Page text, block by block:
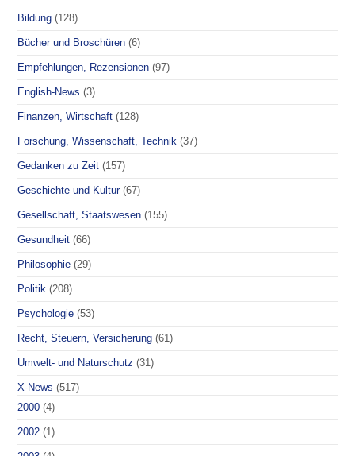
Bildung (128)
Bücher und Broschüren (6)
Empfehlungen, Rezensionen (97)
English-News (3)
Finanzen, Wirtschaft (128)
Forschung, Wissenschaft, Technik (37)
Gedanken zu Zeit (157)
Geschichte und Kultur (67)
Gesellschaft, Staatswesen (155)
Gesundheit (66)
Philosophie (29)
Politik (208)
Psychologie (53)
Recht, Steuern, Versicherung (61)
Umwelt- und Naturschutz (31)
X-News (517)
2000 (4)
2002 (1)